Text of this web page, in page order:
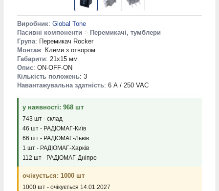
Виробник: Global Tone
Пасивні компоненти > Перемикачі, тумблери
Група: Перемикач Rocker
Монтаж: Клеми з отвором
Габарити: 21x15 мм
Опис: ON-OFF-ON
Кількість положень: 3
Навантажувальна здатність: 6 А / 250 VAC
у наявності: 968 шт
743 шт - склад
46 шт - РАДІОМАГ-Київ
66 шт - РАДІОМАГ-Львів
1 шт - РАДІОМАГ-Харків
112 шт - РАДІОМАГ-Дніпро
очікується: 1000 шт
1000 шт - очікується 14.01.2027